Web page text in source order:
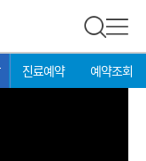
전체 검
서브 메뉴 목록 열기
진료예약 예약조회